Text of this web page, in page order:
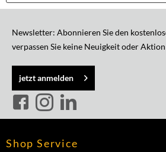
Newsletter: Abonnieren Sie den
verpassen Sie keine Neuigkeit oder
jetzt anmelden
Shop Service